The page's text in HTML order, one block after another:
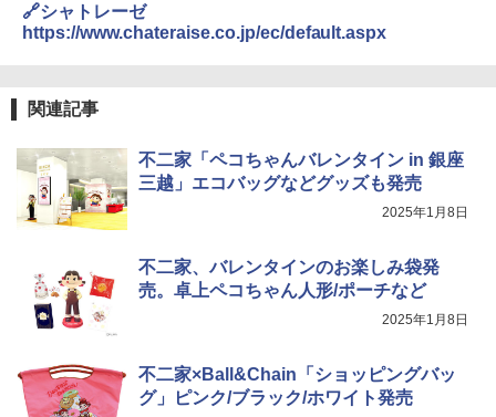
4
￥3,248
カップヌードル カップヌードルPRO し
ょうゆ 高たんぱく&低糖質 さらに塩分控
えめ 75g×12個
ジ 石窯ドーム ER-D80A(K) ブラック 25
0℃ 1段調理 フラットテーブル 電子レン
ジ 赤外線センサー ノンフライ調理 簡単
お手入れ 小型 新生活 一人暮らし 二人暮
￥34,546
AX-XJ1-B ブラック 30L 2段調理 コンベ
クション トースト機能
🔗シャトレーゼ
https://www.chateraise.co.jp/ec/default.aspx
関連記事
不二家「ペコちゃんバレンタイン in 銀座
三越」エコバッグなどグッズも発売
2025年1月8日
不二家、バレンタインのお楽しみ袋発
売。卓上ペコちゃん人形/ポーチなど
2025年1月8日
不二家×Ball&Chain「ショッピングバッ
グ」ピンク/ブラック/ホワイト発売